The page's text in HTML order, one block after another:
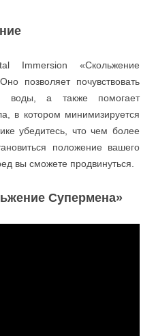
Immersion «Скольжение
позволяет почувствовать
воды, а также помогает
в котором минимизируется
убедитесь, что чем более
положение вашего
вы сможете продвинуться.
Супермена»